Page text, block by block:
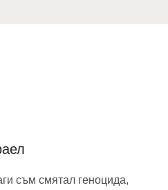
съм смятал геноцида,